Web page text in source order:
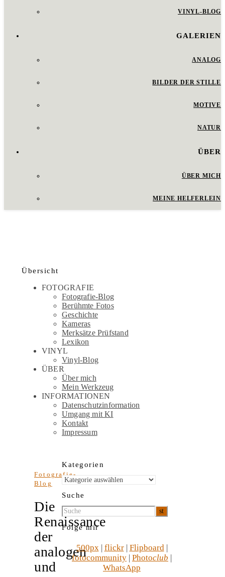
VINYL-BLOG
GALERIEN
ANALOG
BILDER DER STILLE
MOTIVE
NATUR
ÜBER
ÜBER MICH
MEINE HELFERLEIN
Übersicht
FOTOGRAFIE
Fotografie-Blog
Berühmte Fotos
Geschichte
Kameras
Merksätze Prüfstand
Lexikon
VINYL
Vinyl-Blog
ÜBER
Über mich
Mein Werkzeug
INFORMATIONEN
Datenschutzinformation
Umgang mit KI
Kontakt
Impressum
Fotografie-
Blog
Die
Renaissance
der
analogen
und
Kategorien
Kategorien
Suche
Folge mir
500px| flickr| Flipboard|
fotocommunity Photoclub
WhatsApp